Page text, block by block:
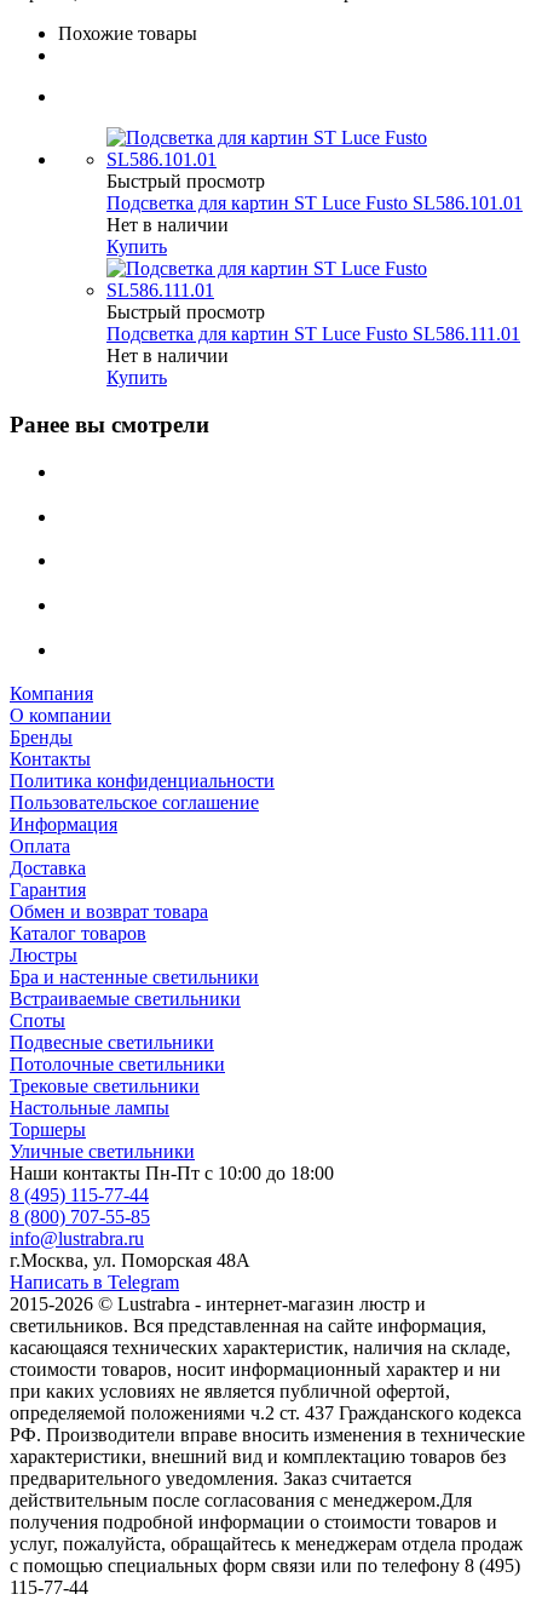
Похожие товары
Быстрый просмотр
Подсветка для картин ST Luce Fusto SL586.101.01
Нет в наличии
Купить
Быстрый просмотр
Подсветка для картин ST Luce Fusto SL586.111.01
Нет в наличии
Купить
Ранее вы смотрели
Компания
О компании
Бренды
Контакты
Политика конфиденциальности
Пользовательское соглашение
Информация
Оплата
Доставка
Гарантия
Обмен и возврат товара
Каталог товаров
Люстры
Бра и настенные светильники
Встраиваемые светильники
Споты
Подвесные светильники
Потолочные светильники
Трековые светильники
Настольные лампы
Торшеры
Уличные светильники
Наши контакты Пн-Пт с 10:00 до 18:00
8 (495) 115-77-44
8 (800) 707-55-85
info@lustrabra.ru
г.Москва, ул. Поморская 48А
Написать в Telegram
2015-2026 © Lustrabra - интернет-магазин люстр и
светильников. Вся представленная на сайте информация,
касающаяся технических характеристик, наличия на складе,
стоимости товаров, носит информационный характер и ни
при каких условиях не является публичной офертой,
определяемой положениями ч.2 ст. 437 Гражданского кодекса
РФ. Производители вправе вносить изменения в технические
характеристики, внешний вид и комплектацию товаров без
предварительного уведомления. Заказ считается
действительным после согласования с менеджером.Для
получения подробной информации о стоимости товаров и
услуг, пожалуйста, обращайтесь к менеджерам отдела продаж
с помощью специальных форм связи или по телефону 8 (495)
115-77-44